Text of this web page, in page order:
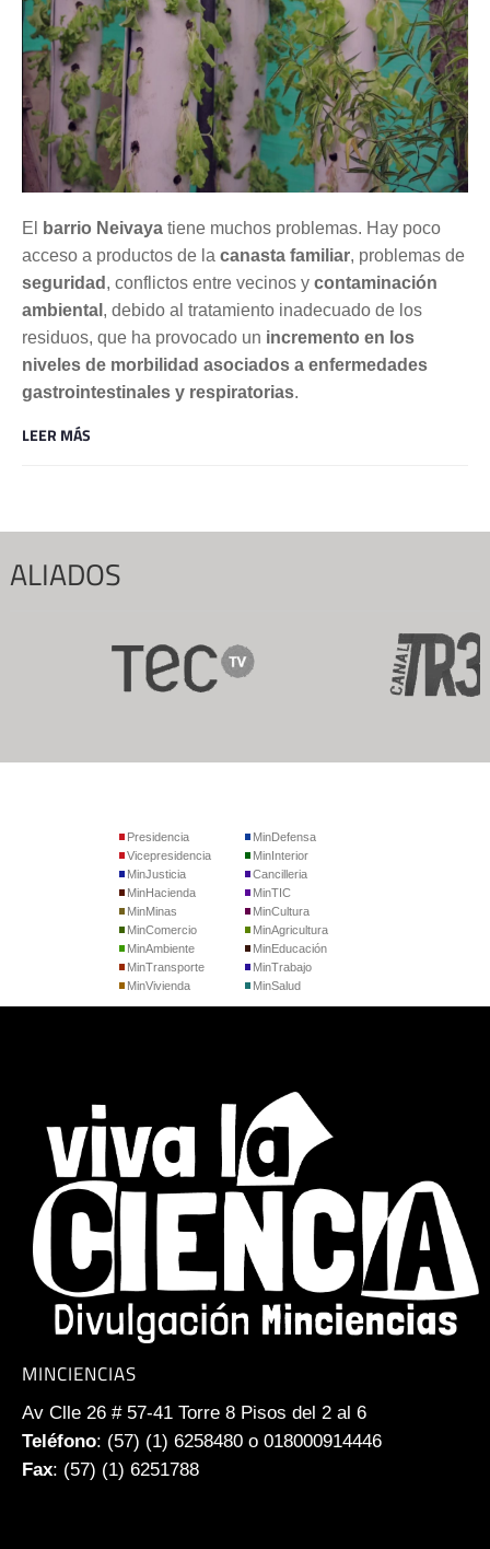
El barrio Neivaya tiene muchos problemas. Hay poco
acceso a productos de la canasta familiar
seguridad , conflictos entre vecinos y contaminación
ambiental , debido al tratamiento inadecuado de los
residuos, que ha provocado un incremento en los
niveles de morbilidad asociados a enfermedades
gastrointestinales y respiratorias.
LEER MÁS
ALIADOS
Presidencia
Vicepresidencia
MinJusticia
MinDefensa
MinInterior
Cancilleria
MinHacienda
MinMinas
MinComercio
MinTIC
MinCultura
MinAgricultura
MinAmbiente
MinTransporte
MinVivienda
MinEducación
MinTrabajo
MinSalud
MINCIENCIAS
Av Clle 26 # 57-41 Torre 8 Pisos del 2 al 6
Teléfono: (57) (1) 6258480 o 018000914446
Fax: (57) (1) 6251788